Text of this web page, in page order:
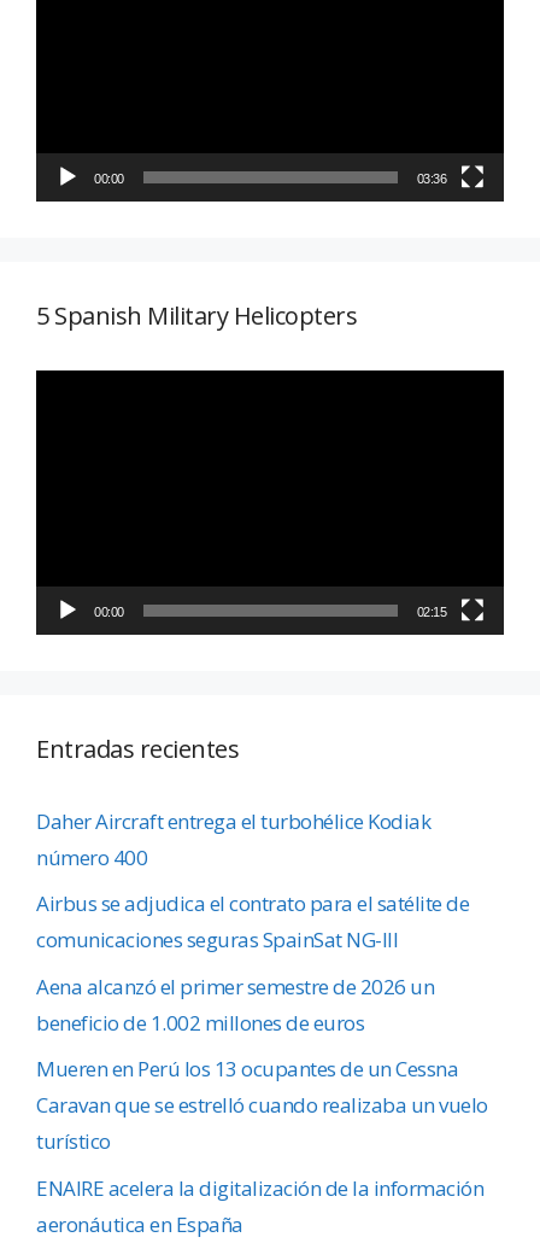
00:00 03:36
5 Spanish Military Helicopters
00:00 02:15
Entradas recientes
Daher Aircraft entrega el turbohélice Kodiak
número 400
Airbus se adjudica el contrato para el satélite de
comunicaciones seguras SpainSat NG-III
Aena alcanzó el primer semestre de 2026 un
beneficio de 1.002 millones de euros
Mueren en Perú los 13 ocupantes de un Cessna
Caravan que se estrelló cuando realizaba un vuelo
turístico
ENAIRE acelera la digitalización de la información
aeronáutica en España